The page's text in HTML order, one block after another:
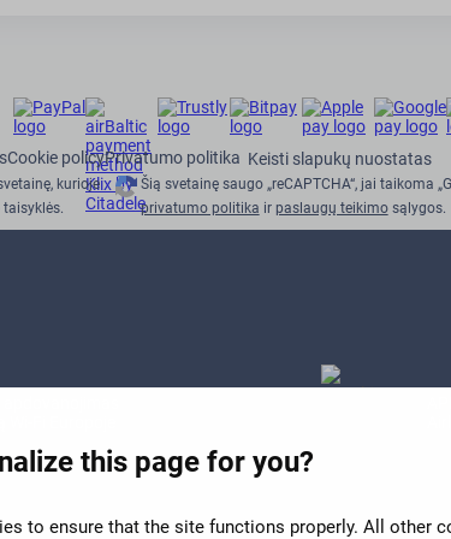
this page for you?
to ensure that the site functions properly. All other
Cookie policyPrivatumo politika Keisti slapukų nuostatas
kurioje
Šią svetainę saugo „reCAPTCHA“, jai taikoma
privatumo politika ir paslaugų teikimosąlygos.